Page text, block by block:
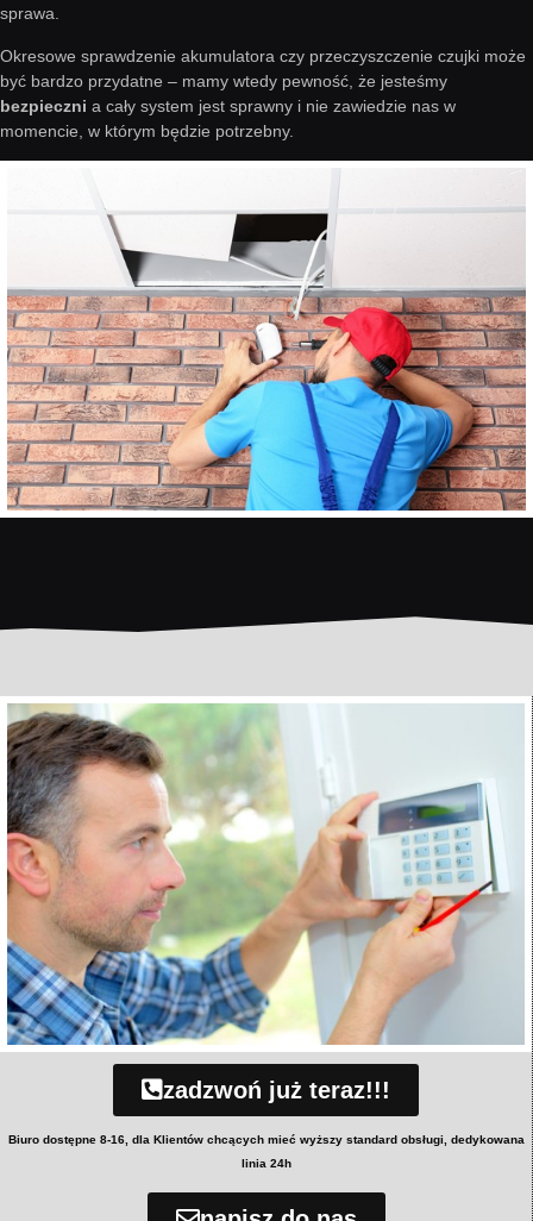
sprawa.
Okresowe sprawdzenie akumulatora czy przeczyszczenie czujki może
być bardzo przydatne – mamy wtedy pewność, że jesteśmy
bezpieczni a cały system jest sprawny i nie zawiedzie nas w
momencie, w którym będzie potrzebny.
zadzwoń już teraz!!!
Biuro dostępne 8-16, dla Klientów chcących mieć wyższy standard obsługi, dedykowana
linia 24h